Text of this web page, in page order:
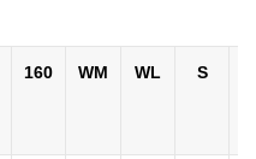
160 WM WL S